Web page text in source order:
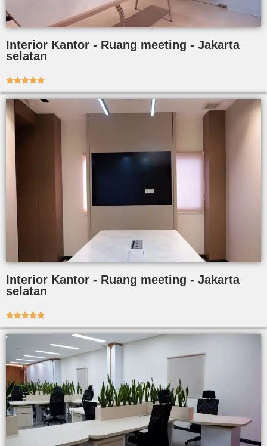
Interior Kantor - Ruang meeting - Jakarta
selatan

Interior Kantor - Ruang meeting - Jakarta
selatan
